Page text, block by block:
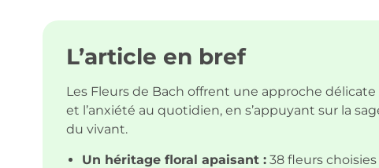
L’article en bref
Les Fleurs de Bach offrent une approche
et l’anxiété au quotidien, en s’appuyant sur la
du vivant.
Un héritage floral apaisant :38 fleurs